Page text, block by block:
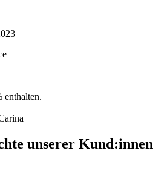
enthalten.
unserer Kund:innen